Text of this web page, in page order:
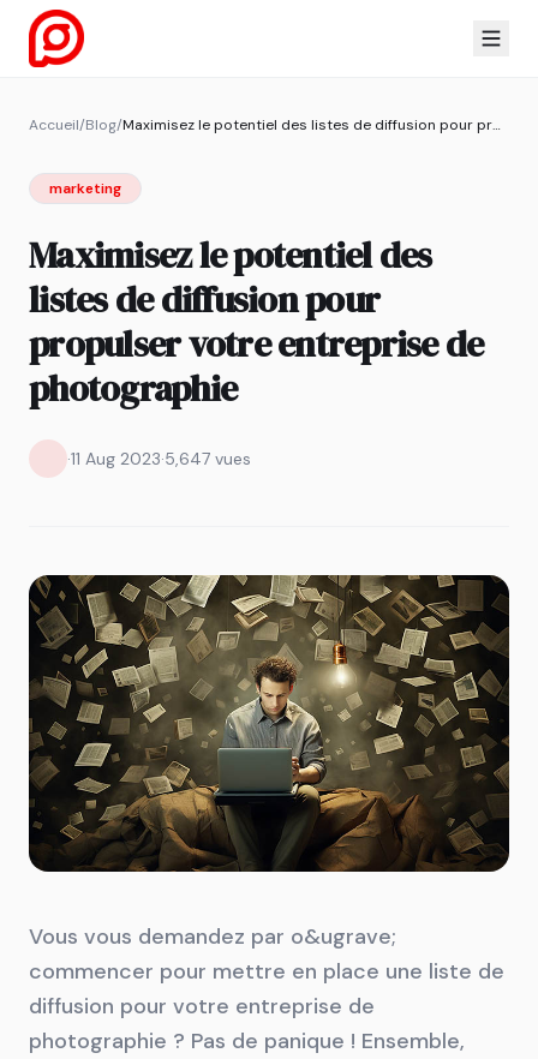
Accueil/Blog/ Maximisez le potentiel des listes de diffusion pour propulser votre entreprise de photographie
marketing
Maximisez le potentiel des
listes de diffusion pour
propulser votre entreprise de
photographie
·11 Aug 2023·5,647 vues
Vous vous demandez par o&ugrave;
commencer pour mettre en place une liste de
diffusion pour votre entreprise de
photographie ? Pas de panique ! Ensemble,